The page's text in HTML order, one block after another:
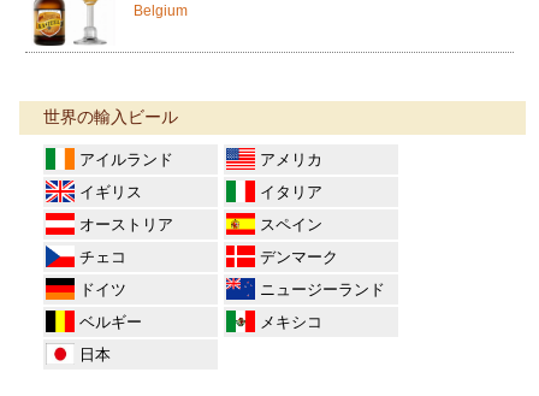
Belgium
世界の輸入ビール
アイルランド
アメリカ
イギリス
イタリア
オーストリア
スペイン
チェコ
デンマーク
ドイツ
ニュージーランド
ベルギー
メキシコ
日本